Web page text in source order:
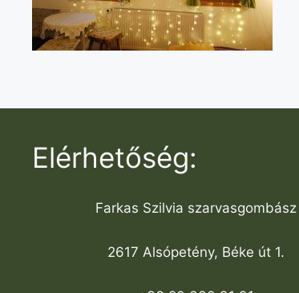
Elérhetőség:
Farkas Szilvia szarvasgombász
2617 Alsópetény, Béke út 1.